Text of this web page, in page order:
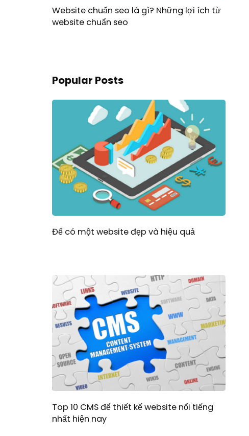
Website chuẩn seo là gì? Những lợi ích từ
website chuẩn seo
Popular Posts
Để có một website đẹp và hiệu quả
Top 10 CMS để thiết kế website nổi tiếng
nhất hiện nay